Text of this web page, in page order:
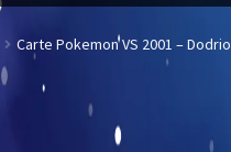
Carte Pokemon VS 2001 – Dodrio